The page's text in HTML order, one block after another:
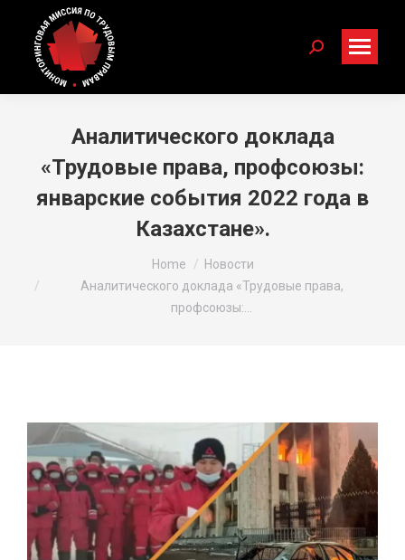
Search:
Аналитического доклада
«Трудовые права, профсоюзы:
январские события 2022 года в
Казахстане».
Home
Новости
Аналитического доклада «Трудовые права,
профсоюзы:…